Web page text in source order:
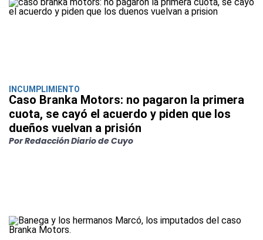
INCUMPLIMIENTO
Caso Branka Motors: no pagaron la primera
cuota, se cayó el acuerdo y piden que los
dueños vuelvan a prisión
Por Redacción Diario de Cuyo